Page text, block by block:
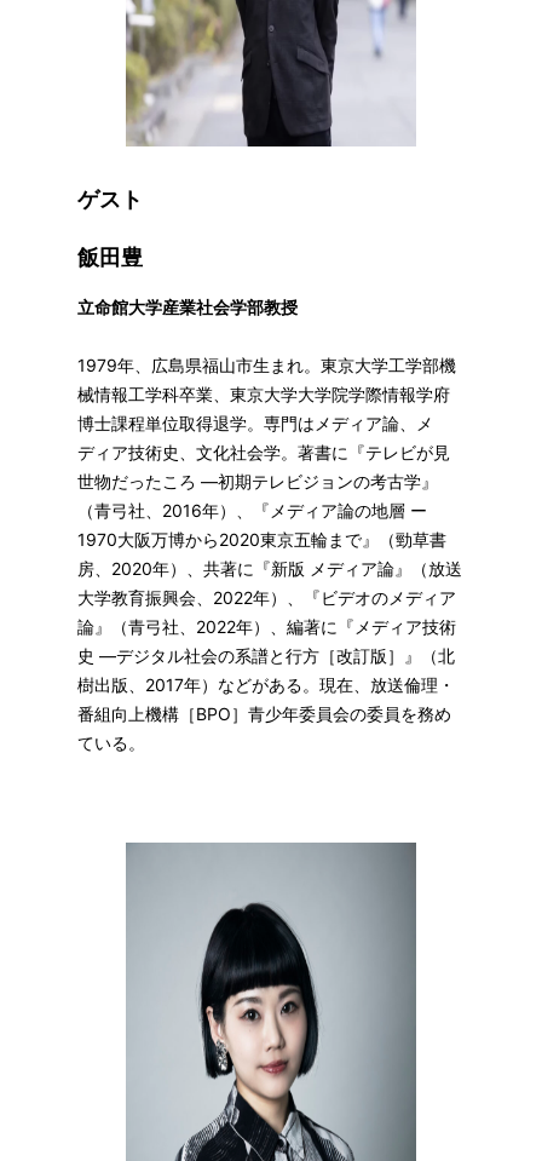
ゲスト
飯田豊
立命館大学産業社会学部教授
1979年、広島県福山市生まれ。東京大学工学部機
械情報工学科卒業、東京大学大学院学際情報学府
博士課程単位取得退学。専門はメディア論、メ
ディア技術史、文化社会学。著書に『テレビが見
世物だったころ ―初期テレビジョンの考古学』
（青弓社、2016年）、『メディア論の地層 ー
1970大阪万博から2020東京五輪まで』（勁草書
房、2020年）、共著に『新版 メディア論』（放送
大学教育振興会、2022年）、『ビデオのメディア
論』（青弓社、2022年）、編著に『メディア技術
史 ―デジタル社会の系譜と行方［改訂版］』（北
樹出版、2017年）などがある。現在、放送倫理・
番組向上機構［BPO］青少年委員会の委員を務め
ている。